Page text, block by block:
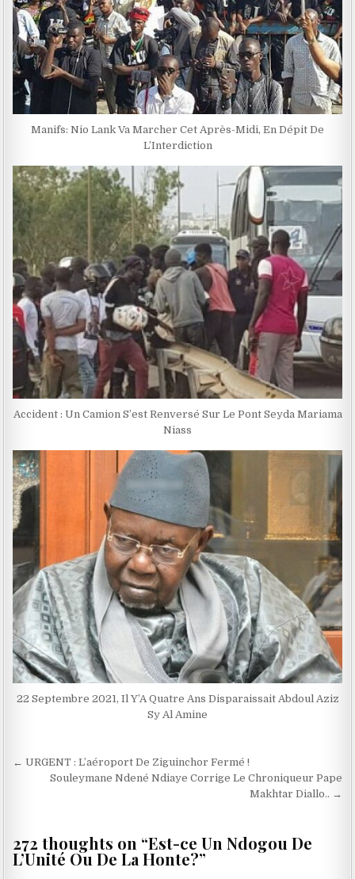
Manifs: Nio Lank Va Marcher Cet Après-Midi, En Dépit De
L’Interdiction
Accident : Un Camion S’est Renversé Sur Le Pont Seyda Mariama
Niass
22 Septembre 2021, Il Y’A Quatre Ans Disparaissait Abdoul Aziz
Sy Al Amine
Navigation
← URGENT : L’aéroport De Ziguinchor Fermé !
Souleymane Ndené Ndiaye Corrige Le Chroniqueur Pape
Makhtar Diallo.. →
272 thoughts on “Est-ce Un Ndogou De
L’Unité Ou De La Honte?”